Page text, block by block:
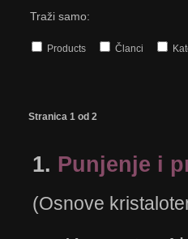
Traži samo:
Products Članci
Stranica 1 od 2
1. Punjenje i
(Osnove